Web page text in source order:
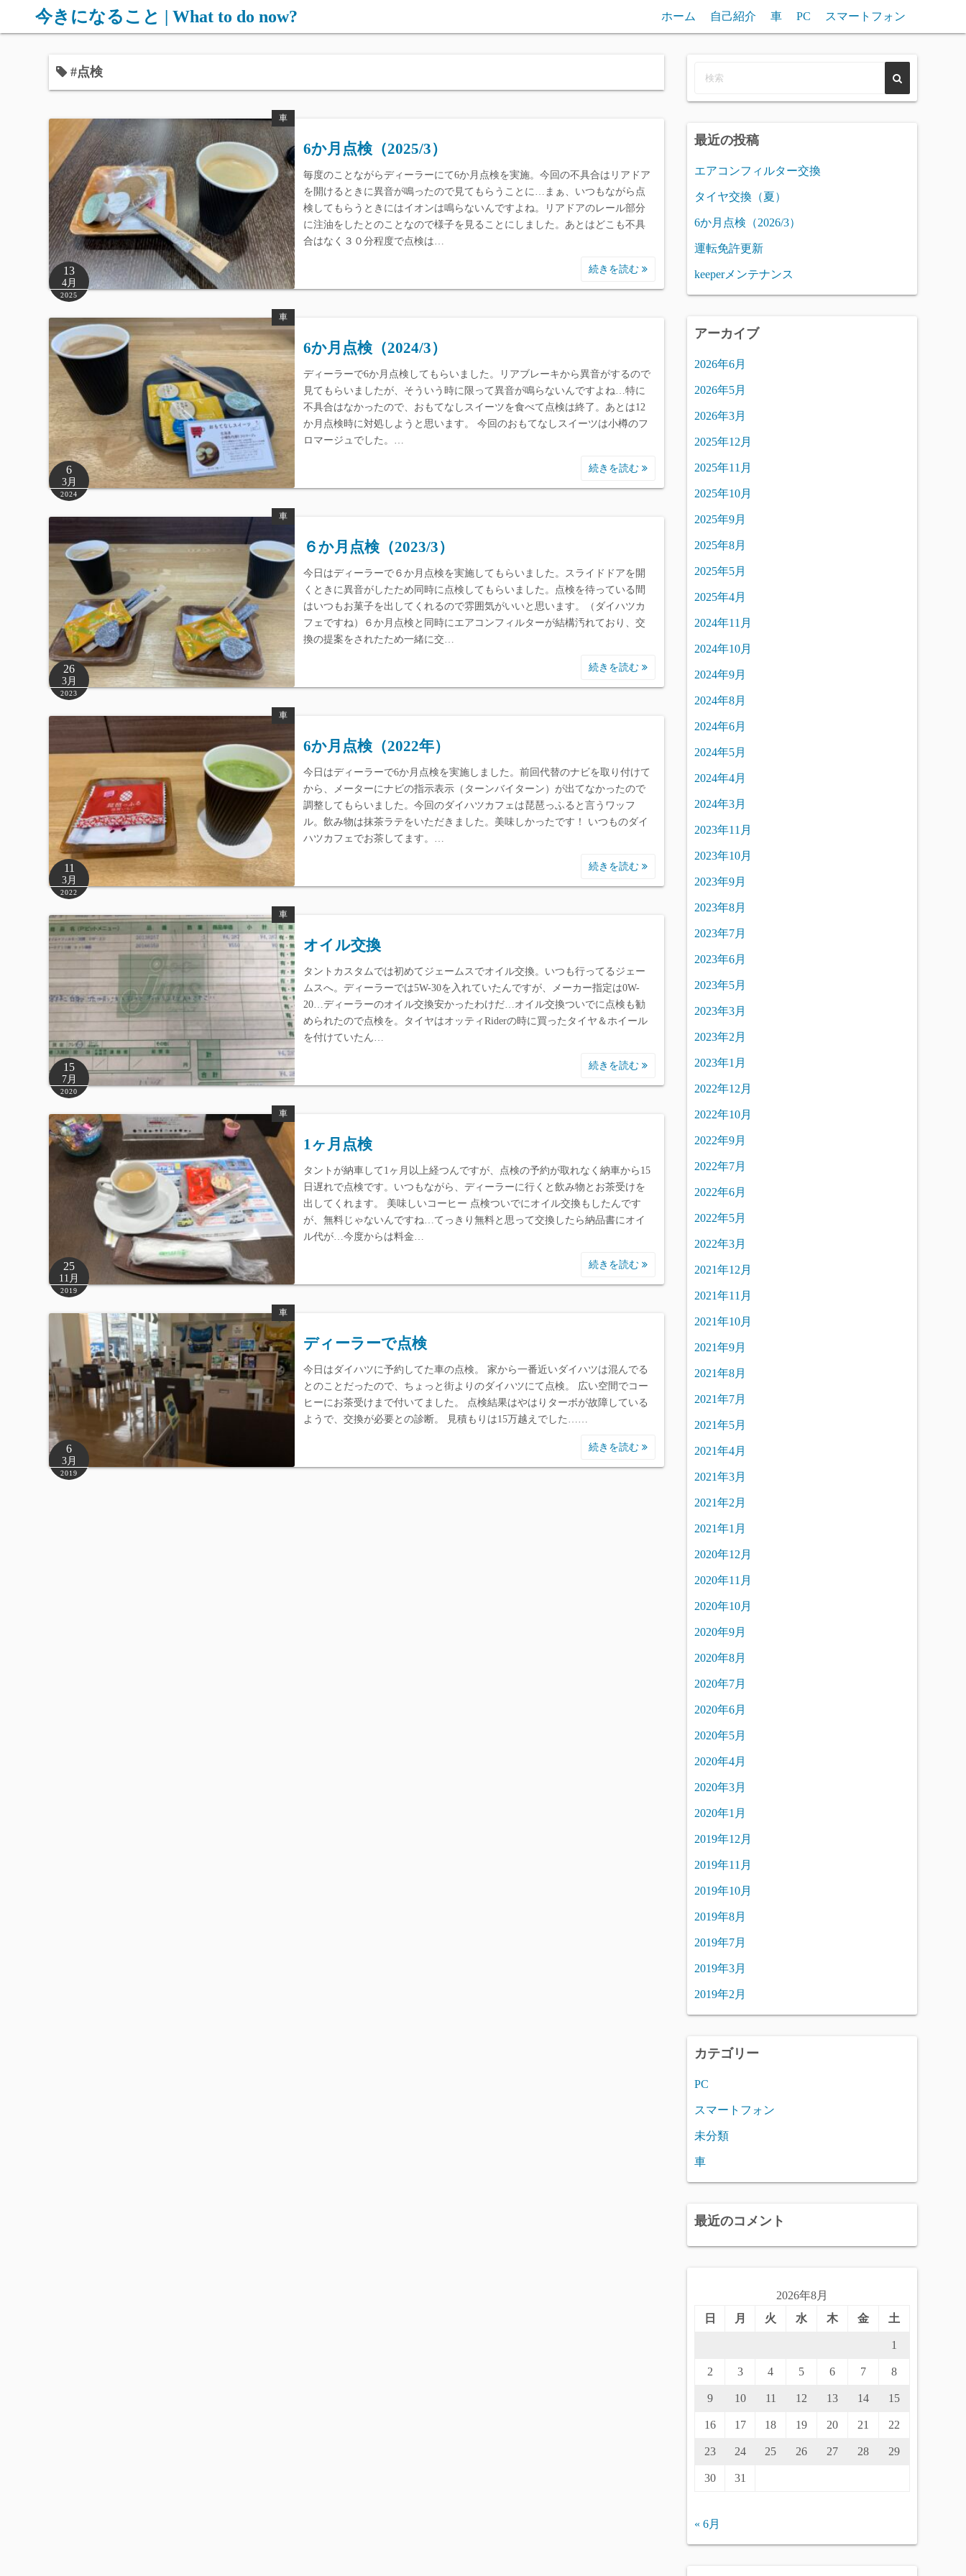
今きになること | What to do now? ホーム 自己紹介 車 PC スマートフォン
#点検
車
13
4月
2025
6か月点検（2025/3）
毎度のことながらディーラーにて6か月点検を実施。今回の不具合はリアドア
を開けるときに異音が鳴ったので見てもらうことに…まぁ、いつもながら点
検してもらうときにはイオンは鳴らないんですよね。リアドアのレール部分
に注油をしたとのことなので様子を見ることにしました。あとはどこも不具
合はなく３０分程度で点検は…
続きを読む
車
6
3月
2024
6か月点検（2024/3）
ディーラーで6か月点検してもらいました。リアブレーキから異音がするので
見てもらいましたが、そういう時に限って異音が鳴らないんですよね…特に
不具合はなかったので、おもてなしスイーツを食べて点検は終了。あとは12
か月点検時に対処しようと思います。 今回のおもてなしスイーツは小樽のフ
ロマージュでした。…
続きを読む
車
26
3月
2023
６か月点検（2023/3）
今日はディーラーで６か月点検を実施してもらいました。スライドドアを開
くときに異音がしたため同時に点検してもらいました。点検を待っている間
はいつもお菓子を出してくれるので雰囲気がいいと思います。（ダイハツカ
フェですね）６か月点検と同時にエアコンフィルターが結構汚れており、交
換の提案をされたため一緒に交…
続きを読む
車
11
3月
2022
6か月点検（2022年）
今日はディーラーで6か月点検を実施しました。前回代替のナビを取り付けて
から、メーターにナビの指示表示（ターンバイターン）が出てなかったので
調整してもらいました。今回のダイハツカフェは琵琶っふると言うワッフ
ル。飲み物は抹茶ラテをいただきました。美味しかったです！ いつものダイ
ハツカフェでお茶してます。…
続きを読む
車
15
7月
2020
オイル交換
タントカスタムでは初めてジェームスでオイル交換。いつも行ってるジェー
ムスへ。ディーラーでは5W-30を入れていたんですが、メーカー指定は0W-
20…ディーラーのオイル交換安かったわけだ…オイル交換ついでに点検も勧
められたので点検を。タイヤはオッティRiderの時に買ったタイヤ＆ホイール
を付けていたん…
続きを読む
車
25
11月
2019
1ヶ月点検
タントが納車して1ヶ月以上経つんですが、点検の予約が取れなく納車から15
日遅れで点検です。いつもながら、ディーラーに行くと飲み物とお茶受けを
出してくれます。 美味しいコーヒー 点検ついでにオイル交換もしたんです
が、無料じゃないんですね…てっきり無料と思って交換したら納品書にオイ
ル代が…今度からは料金…
続きを読む
車
6
3月
2019
ディーラーで点検
今日はダイハツに予約してた車の点検。 家から一番近いダイハツは混んでる
とのことだったので、ちょっと街よりのダイハツにて点検。 広い空間でコー
ヒーにお茶受けまで付いてました。 点検結果はやはりターボが故障している
ようで、交換が必要との診断。 見積もりは15万越えでした……
続きを読む
最近の投稿
エアコンフィルター交換
タイヤ交換（夏）
6か月点検（2026/3）
運転免許更新
keeperメンテナンス
アーカイブ
2026年6月
2026年5月
2026年3月
2025年12月
2025年11月
2025年10月
2025年9月
2025年8月
2025年5月
2025年4月
2024年11月
2024年10月
2024年9月
2024年8月
2024年6月
2024年5月
2024年4月
2024年3月
2023年11月
2023年10月
2023年9月
2023年8月
2023年7月
2023年6月
2023年5月
2023年3月
2023年2月
2023年1月
2022年12月
2022年10月
2022年9月
2022年7月
2022年6月
2022年5月
2022年3月
2021年12月
2021年11月
2021年10月
2021年9月
2021年8月
2021年7月
2021年5月
2021年4月
2021年3月
2021年2月
2021年1月
2020年12月
2020年11月
2020年10月
2020年9月
2020年8月
2020年7月
2020年6月
2020年5月
2020年4月
2020年3月
2020年1月
2019年12月
2019年11月
2019年10月
2019年8月
2019年7月
2019年3月
2019年2月
カテゴリー
PC
スマートフォン
未分類
車
最近のコメント
2026年8月
日
月 火 水 木 金 土
1
2 3 4 5 6 7 8
9 10 11 12 13 14 15
16 17 18 19 20 21 22
23 24 25 26 27 28 29
30 31
« 6月